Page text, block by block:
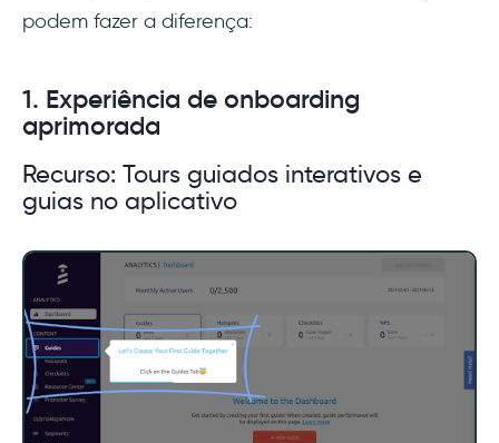
podem fazer a diferença:
1. Experiência de onboarding
aprimorada
Recurso: Tours guiados interativos e
guias no aplicativo